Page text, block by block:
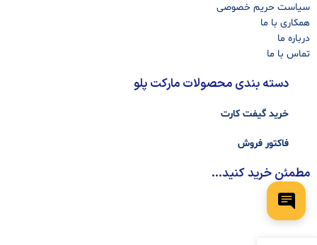
سیاست حریم خصوصی
همکاری با ما
درباره ما
تماس با ما
دسته بندی محصولات مارکت پلو
خرید گیفت کارت
فاکتور فروش
مطمئن خرید کنید...